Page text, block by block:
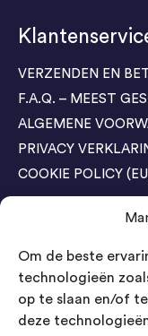
Om de beste
technologieën
op te slaan en/of
deze
VERZENDEN EN
F.A.Q. – MEEST
ALGEMENE
PRIVACY
COOKIE POLICY
Agenda Trade
04-05 November /
Bestel GRATIS
Bestel GRATIS